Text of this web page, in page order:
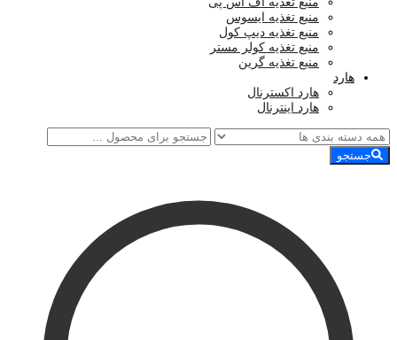
منبع تغذیه ایسوس
منبع تغذیه دیپ کول
منبع تغذیه کولر مستر
منبع تغذیه گرین
هارد
هارد اکسترنال
هارد اینترنال
جستجو